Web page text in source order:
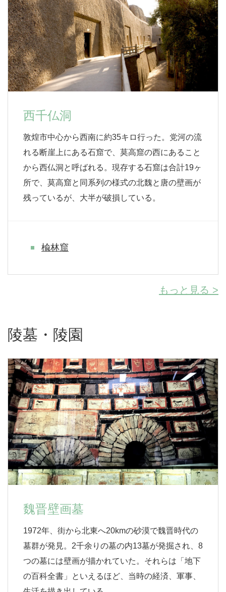
西千仏洞
敦煌市中心から西南に約35キロ行った。党河の流
れる断崖上にある石窟で、莫高窟の西にあること
から西仏洞と呼ばれる。現存する石窟は合計19ヶ
所で、莫高窟と同系列の様式の北魏と唐の壁画が
残っているが、大半が破損している。
楡林窟
もっと見る >
陵墓・陵園
魏晋壁画墓
1972年、街から北東へ20kmの砂漠で魏晋時代の
墓群が発見。2千余りの墓の内13墓が発掘され、8
つの墓には壁画が描かれていた。それらは「地下
の百科全書」といえるほど、当時の経済、軍事、